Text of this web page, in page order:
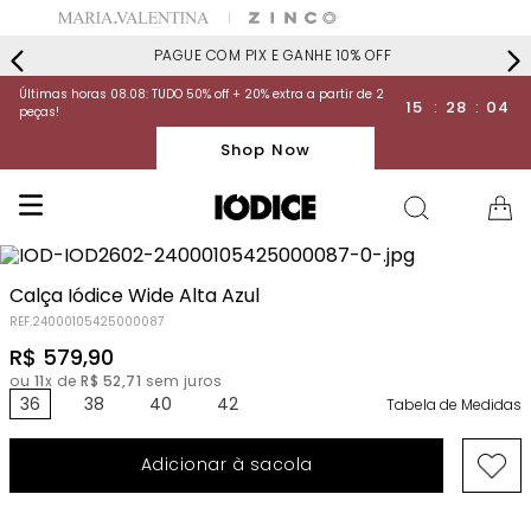
PAGUE COM PIX E GANHE 10% OFF
Últimas horas 08.08: TUDO 50% off + 20% extra a partir de 2
peças!
15 : 28 : 04
Shop Now
Calça Iódice Wide Alta Azul
REF.24000105425000087
R$ 579,90
ou 11x de R$ 52,71 sem juros
36 38 40 42 Tabela de Medidas
Adicionar à sacola